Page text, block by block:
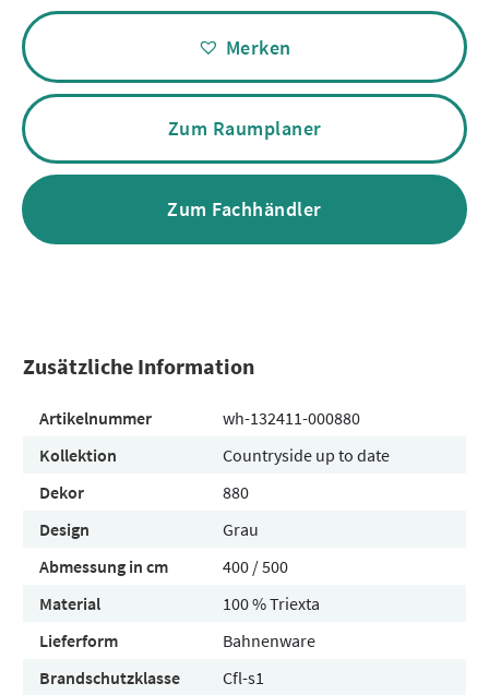
Alternative:
Merken
Zum Raumplaner
Zum Fachhändler
Zusätzliche Information
Artikelnummer
wh-132411-000880
Kollektion
Countryside up to date
Dekor
880
Design
Grau
Abmessung in cm
400 / 500
Material
100 % Triexta
Lieferform
Bahnenware
Brandschutzklasse
Cfl-s1